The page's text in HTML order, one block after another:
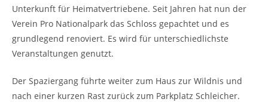
Unterkunft für Heimatvertriebene. Seit Jahren hat nun der
Verein Pro Nationalpark das Schloss gepachtet und es
grundlegend renoviert. Es wird für unterschiedlichste
Veranstaltungen genutzt.
Der Spaziergang führte weiter zum Haus zur Wildnis und
nach einer kurzen Rast zurück zum Parkplatz Schleicher.